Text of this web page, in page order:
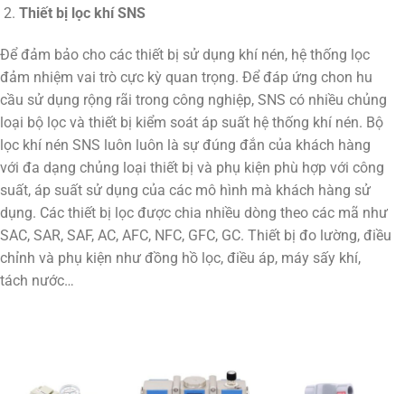
Thiết bị lọc khí SNS
Để đảm bảo cho các thiết bị sử dụng khí nén, hệ thống lọc
đảm nhiệm vai trò cực kỳ quan trọng. Để đáp ứng chon hu
cầu sử dụng rộng rãi trong công nghiệp, SNS có nhiều chủng
loại bộ lọc và thiết bị kiểm soát áp suất hệ thống khí nén. Bộ
lọc khí nén SNS luôn luôn là sự đúng đắn của khách hàng
với đa dạng chủng loại thiết bị và phụ kiện phù hợp với công
suất, áp suất sử dụng của các mô hình mà khách hàng sử
dụng. Các thiết bị lọc được chia nhiều dòng theo các mã như
SAC, SAR, SAF, AC, AFC, NFC, GFC, GC. Thiết bị đo lường, điều
chỉnh và phụ kiện như đồng hồ lọc, điều áp, máy sấy khí,
tách nước…